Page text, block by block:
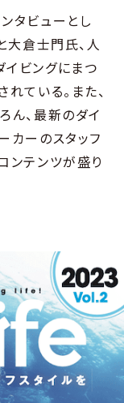
タビューとし
大倉士門氏、人
ビングにまつ
ている。また、
ん、最新のダイ
カーのスタッフ
ンテンツが盛り